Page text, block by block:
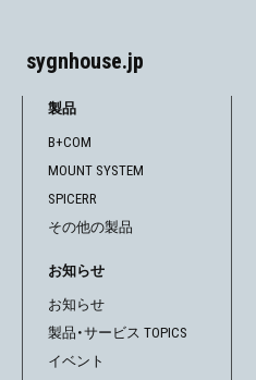
sygnhouse.jp
製品
B+COM
MOUNT SYSTEM
SPICERR
その他の製品
お知らせ
お知らせ
製品・サービス TOPICS
イベント